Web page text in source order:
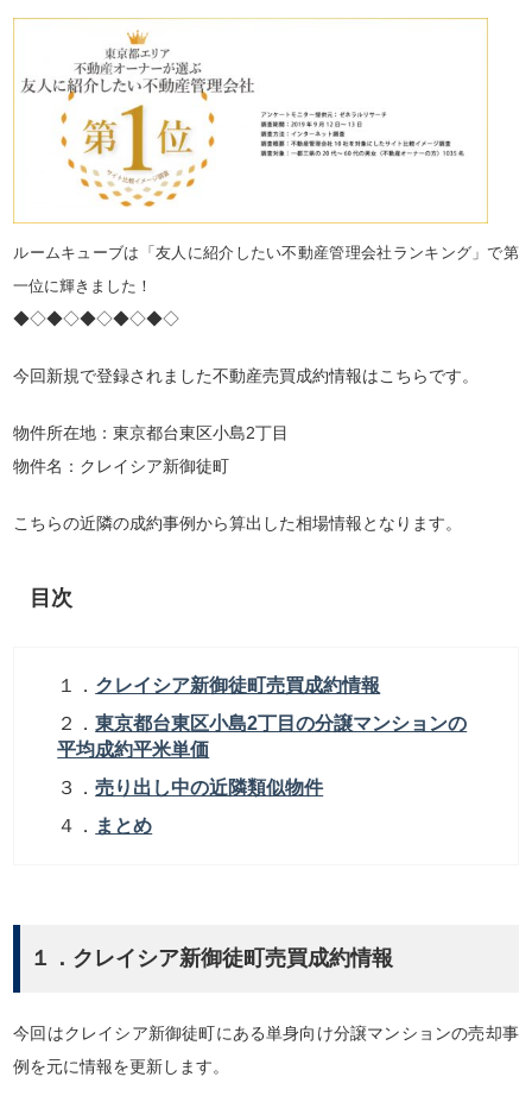
ルームキューブは「友人に紹介したい不動産管理会社ランキング」で第
一位に輝きました！
◆◇◆◇◆◇◆◇◆◇
今回新規で登録されました不動産売買成約情報はこちらです。
物件所在地：東京都台東区小島2丁目
物件名：クレイシア新御徒町
こちらの近隣の成約事例から算出した相場情報となります。
目次
１． クレイシア新御徒町売買成約情報
２．東京都台東区小島2丁目の分譲マンションの
平均成約平米単価
３．売り出し中の近隣類似物件
４． まとめ
１．クレイシア新御徒町売買成約情報
今回はクレイシア新御徒町にある単身向け分譲マンションの売却事
例を元に情報を更新します。